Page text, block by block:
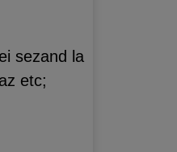
sezand la
etc;